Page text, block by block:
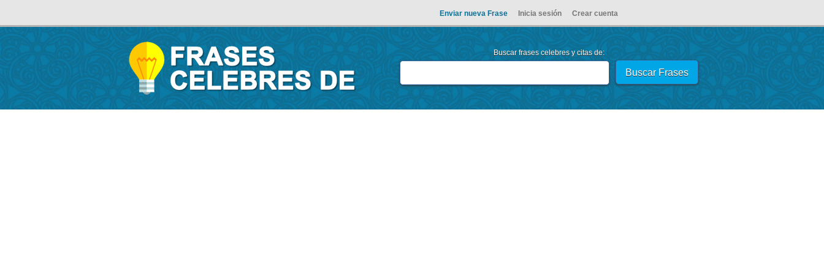
Enviar nueva Frase Inicia sesión Crear cuenta
Buscar frases celebres y citas de: